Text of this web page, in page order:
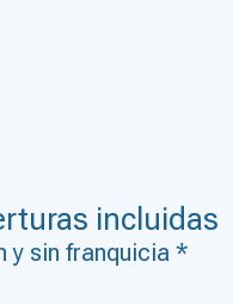
incluidas
y sin franquicia *